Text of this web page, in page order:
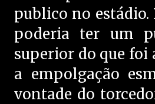
publico no
poderia ter um
superior do que foi
a empolgação
vontade do